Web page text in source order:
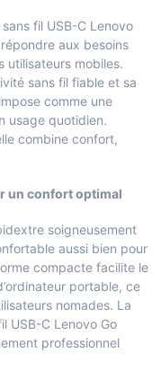
fil USB-C Lenovo
aux besoins
utilisateurs mobiles.
sans fil fiable et sa
comme une
usage quotidien.
combine confort,
un confort optimal
soigneusement
aussi bien pour
compacte facilite le
portable, ce
nomades. La
USB-C Lenovo Go
professionnel